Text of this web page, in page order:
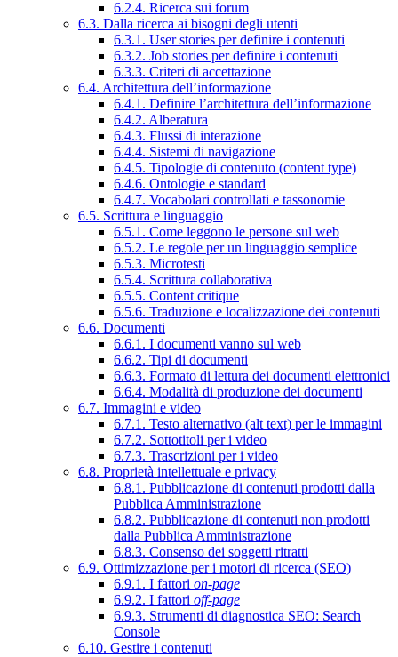
6.2.4. Ricerca sui forum
6.3. Dalla ricerca ai bisogni degli utenti
6.3.1. User stories per definire i contenuti
6.3.2. Job stories per definire i contenuti
6.3.3. Criteri di accettazione
6.4. Architettura dell’informazione
6.4.1. Definire l’architettura dell’informazione
6.4.2. Alberatura
6.4.3. Flussi di interazione
6.4.4. Sistemi di navigazione
6.4.5. Tipologie di contenuto (content type)
6.4.6. Ontologie e standard
6.4.7. Vocabolari controllati e tassonomie
6.5. Scrittura e linguaggio
6.5.1. Come leggono le persone sul web
6.5.2. Le regole per un linguaggio semplice
6.5.3. Microtesti
6.5.4. Scrittura collaborativa
6.5.5. Content critique
6.5.6. Traduzione e localizzazione dei contenuti
6.6. Documenti
6.6.1. I documenti vanno sul web
6.6.2. Tipi di documenti
6.6.3. Formato di lettura dei documenti elettronici
6.6.4. Modalità di produzione dei documenti
6.7. Immagini e video
6.7.1. Testo alternativo (alt text) per le immagini
6.7.2. Sottotitoli per i video
6.7.3. Trascrizioni per i video
6.8. Proprietà intellettuale e privacy
6.8.1. Pubblicazione di contenuti prodotti dalla
Pubblica Amministrazione
6.8.2. Pubblicazione di contenuti non prodotti
dalla Pubblica Amministrazione
6.8.3. Consenso dei soggetti ritratti
6.9. Ottimizzazione per i motori di ricerca (SEO)
6.9.1. I fattori on-page
6.9.2. I fattori off-page
6.9.3. Strumenti di diagnostica SEO: Search
Console
6.10. Gestire i contenuti